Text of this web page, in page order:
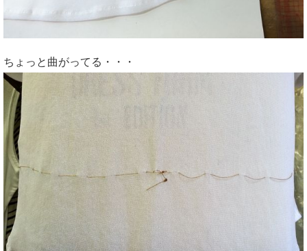
ちょっと曲がってる・・・